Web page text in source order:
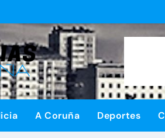
A Coruña Deportes